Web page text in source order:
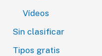
Vídeos
Sin clasificar
Tipos gratis